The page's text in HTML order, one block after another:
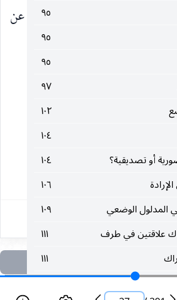
٩٥
٩٥
٩٥
٩٧
١٠٢
١٠٤
أو تصديقية؟
١٠٤
١٠٦
المدلول الوضعي
١٠٩
علاقتين في طرف
١١١
١١١
الوضع
١١٥
اقتضاء الأمر بشيء للنهي عن